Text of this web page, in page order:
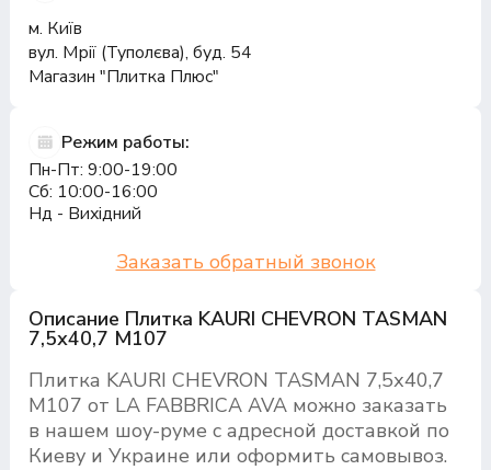
Описание Плитка KAURI CHEVRON TASMAN
7,5х40,7 M107
Плитка KAURI CHEVRON TASMAN 7,5х40,7
M107 от LA FABBRICA AVA можно заказать
в нашем шоу-руме с адресной доставкой по
Киеву и Украине или оформить самовывоз.
м. Київ
вул. Мрії (Туполєва), буд. 54
Магазин "Плитка Плюс"
Режим работы:
Пн-Пт: 9:00-19:00
Сб: 10:00-16:00
Нд - Вихідний
Заказать обратный звонок